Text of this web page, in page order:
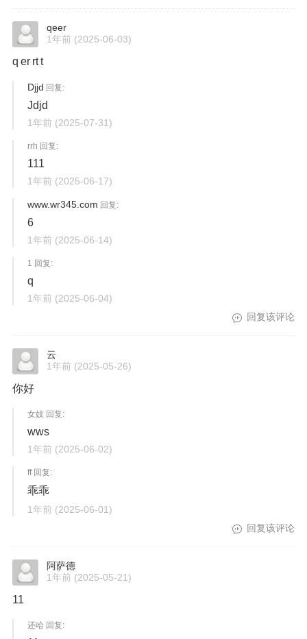
qeer
1年前 (2025-06-03)
q er rt t
Djjd 回复:
Jdjd
1年前 (2025-07-31)
rrh 回复:
111
1年前 (2025-06-17)
www.wr345.com 回复:
6
1年前 (2025-06-14)
1 回复:
q
1年前 (2025-06-04)
回复该评论
云
1年前 (2025-05-26)
你好
女妓 回复:
wws
1年前 (2025-06-02)
ff 回复:
乖乖
1年前 (2025-06-01)
回复该评论
阿萨德
1年前 (2025-05-21)
11
还哈 回复: